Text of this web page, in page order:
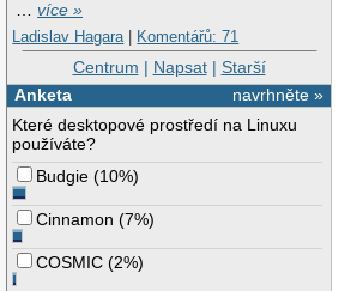
…více »
Ladislav Hagara | Komentářů: 71
Centrum | Napsat| Starší
navrhněte »
Anketa
Které desktopové prostředí na Linuxu
používáte?
Budgie (10%)
Cinnamon (7%)
COSMIC (2%)